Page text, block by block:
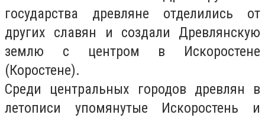
государства древляне отделились от
других славян и создали Древлянскую
землю с центром в Искоростене
(Коростене).
Среди центральных городов древлян в
летописи упомянутые Искоростень и